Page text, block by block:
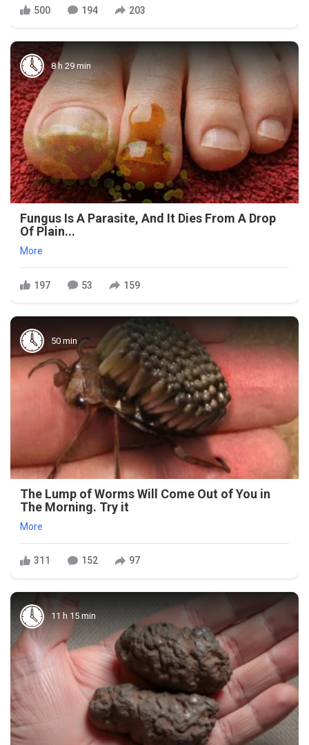
500 194 203
8 h 29 min
Fungus Is A Parasite, And It Dies From A Drop
Of Plain...
More
197 53 159
50 min
The Lump of Worms Will Come Out of You in
The Morning. Try it
More
311 152 97
11 h 15 min